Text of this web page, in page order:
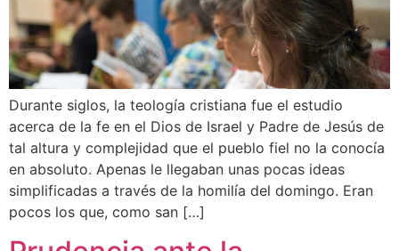
Durante siglos, la teología cristiana fue el estudio
acerca de la fe en el Dios de Israel y Padre de Jesús de
tal altura y complejidad que el pueblo fiel no la conocía
en absoluto. Apenas le llegaban unas pocas ideas
simplificadas a través de la homilía del domingo. Eran
pocos los que, como san […]